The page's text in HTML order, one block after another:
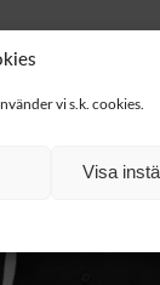
vi s.k. cookies.
Visa